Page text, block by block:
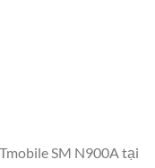
SM N900A tại